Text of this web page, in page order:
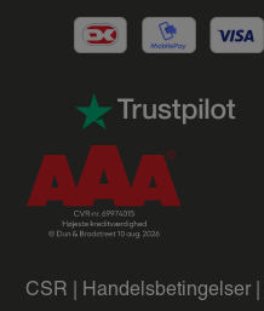
CSR | Handelsbetingelser |